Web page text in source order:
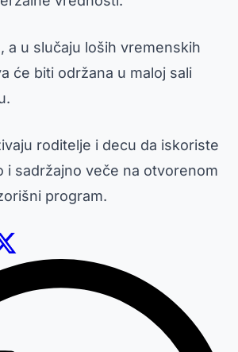
a u slučaju loših vremenskih
će biti održana u maloj sali
roditelje i decu da iskoriste
i sadržajno veče na otvorenom
program.